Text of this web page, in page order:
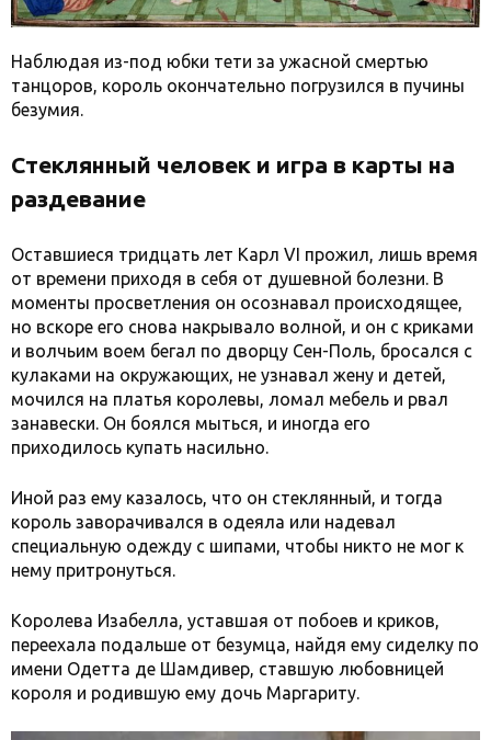
Наблюдая из-под юбки тети за ужасной смертью
танцоров, король окончательно погрузился в пучины
безумия.
Стеклянный человек и игра в карты на
раздевание
Оставшиеся тридцать лет Карл VI прожил, лишь время
от времени приходя в себя от душевной болезни. В
моменты просветления он осознавал происходящее,
но вскоре его снова накрывало волной, и он с криками
и волчьим воем бегал по дворцу Сен-Поль, бросался с
кулаками на окружающих, не узнавал жену и детей,
мочился на платья королевы, ломал мебель и рвал
занавески. Он боялся мыться, и иногда его
приходилось купать насильно.
Иной раз ему казалось, что он стеклянный, и тогда
король заворачивался в одеяла или надевал
специальную одежду с шипами, чтобы никто не мог к
нему притронуться.
Королева Изабелла, уставшая от побоев и криков,
переехала подальше от безумца, найдя ему сиделку по
имени Одетта де Шамдивер, ставшую любовницей
короля и родившую ему дочь Маргариту.